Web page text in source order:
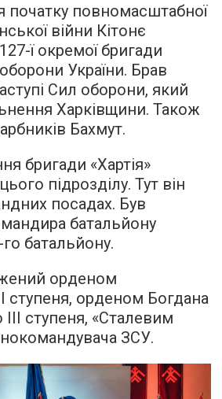
початку повномасштабної
війни Кітонє
ї окремої бригади
України. Брав
Сил оборони, який
Харківщини. Також
Бахмут.
бригади «Хартія»
підрозділу. Тут він
посадах. Був
батальйону
батальйону.
орденом
ступеня, орденом Богдана
ступеня, «Сталевим
ЗСУ.